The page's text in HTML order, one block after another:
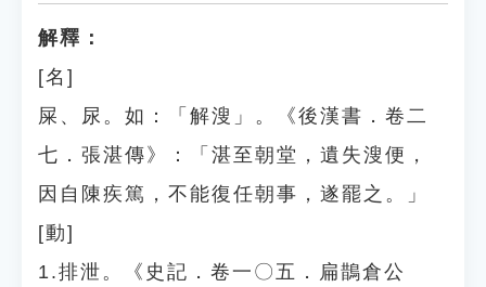
解釋：
[名]
屎、尿。如：「解溲」。《後漢書．卷二
七．張湛傳》：「湛至朝堂，遺失溲便，
因自陳疾篤，不能復任朝事，遂罷之。」
[動]
1.排泄。《史記．卷一〇五．扁鵲倉公